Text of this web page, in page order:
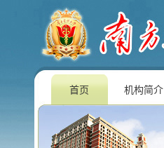
首页 机构简介